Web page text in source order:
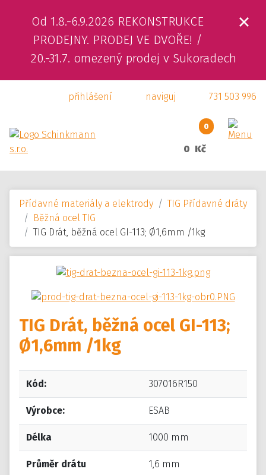
Od 1.8.-6.9.2026 REKONSTRUKCE
PRODEJNY. PRODEJ VE DVOŘE! /
20.-31.7. omezený prodej v Sukoradech
731 503 996
naviguj
přihlášení
0
0 Kč
ÚVOD
O NÁS
PRODUKTY
E-SHOP
Přídavné materiály a elektrody
TIG Přídavné dráty
Běžná ocel TIG
TIG Drát, běžná ocel GI-113; Ø1,6mm /1kg
TIG Drát, běžná ocel GI-113;
Ø1,6mm /1kg
Kód: 307016R150
Výrobce: ESAB
Délka 1000 mm
Průměr drátu 1,6 mm